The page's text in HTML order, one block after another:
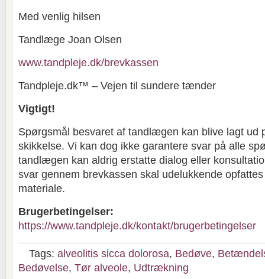
Med venlig hilsen
Tandlæge Joan Olsen
www.tandpleje.dk/brevkassen
Tandpleje.dk™ – Vejen til sundere tænder
Vigtigt!
Spørgsmål besvaret af tandlægen kan blive lagt ud
skikkelse. Vi kan dog ikke garantere svar på alle
tandlægen kan aldrig erstatte dialog eller
svar gennem brevkassen skal udelukkende
materiale.
Brugerbetingelser:
https://www.tandpleje.dk/kontakt/brugerbetingelser
Tags: alveolitis sicca dolorosa, Bedøve,
Bedøvelse, Tør alveole, Udtrækning